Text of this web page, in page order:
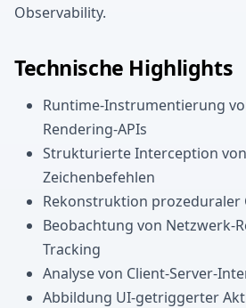
Observability.
Technische Highlights
Runtime-Instrumentierung
Rendering-APIs
Strukturierte Interception
Zeichenbefehlen
Rekonstruktion prozeduraler
Beobachtung von Netzwerk-
Tracking
Analyse von Client-Server-
Abbildung UI-getriggerter